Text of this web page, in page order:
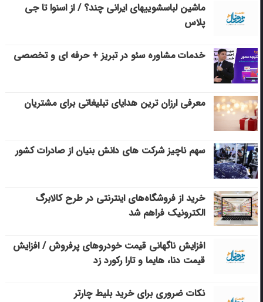
ماشین لباسشویی‎های ایرانی چند؟ / از اسنوا تا جی
پلاس
خدمات مشاوره سئو در تبریز + حرفه ای و تخصصی
معرفی ارزان ترین هدایای تبلیغاتی برای مشتریان
سهم ناچیز شرکت های دانش بنیان از صادرات کشور
خرید از فروشگاه‌های اینترنتی در طرح کالابرگ
الکترونیک فراهم شد
افزایش ناگهانی قیمت خودروهای پرفروش / افزایش
قیمت دنا، هایما و تارا رکورد زد
نکات ضروری برای خرید بلیط چارتر